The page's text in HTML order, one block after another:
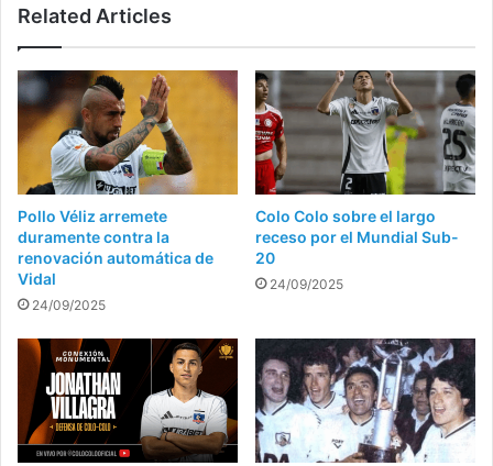
Related Articles
Pollo Véliz arremete
duramente contra la
renovación automática de
Vidal
24/09/2025
Colo Colo sobre el largo
receso por el Mundial Sub-
20
24/09/2025